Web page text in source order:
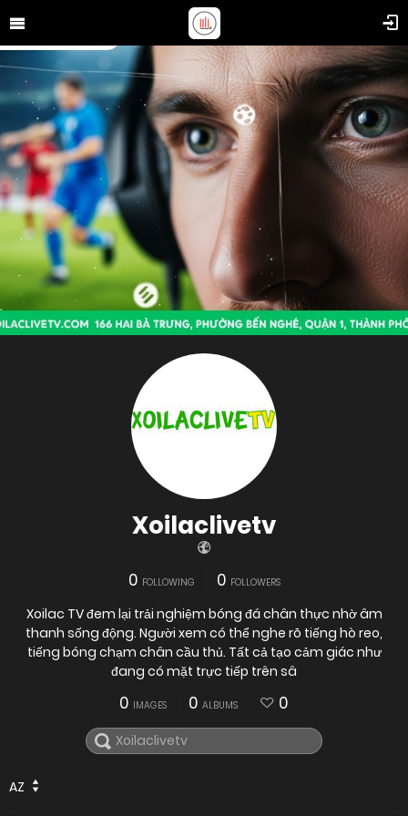
Xoilaclivetv
0 FOLLOWING 0 FOLLOWERS
Xoilac TV đem lại trải nghiệm bóng đá chân thực nhờ âm
thanh sống động. Người xem có thể nghe rõ tiếng hò reo,
tiếng bóng chạm chân cầu thủ. Tất cả tạo cảm giác như
đang có mặt trực tiếp trên sâ
0 IMAGES 0 ALBUMS 0
AZ